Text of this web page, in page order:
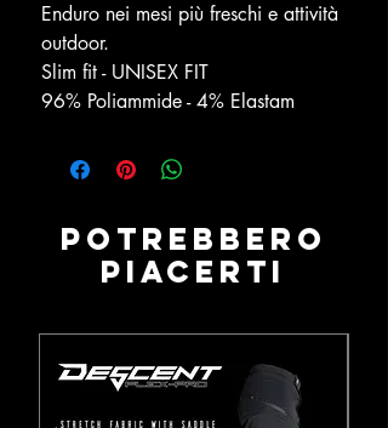
Enduro nei mesi più freschi e attività
outdoor.
Slim fit - UNISEX FIT
96% Poliammide - 4% Elastam
Potrebbero
piacerti